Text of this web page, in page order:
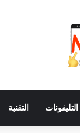
التقنية